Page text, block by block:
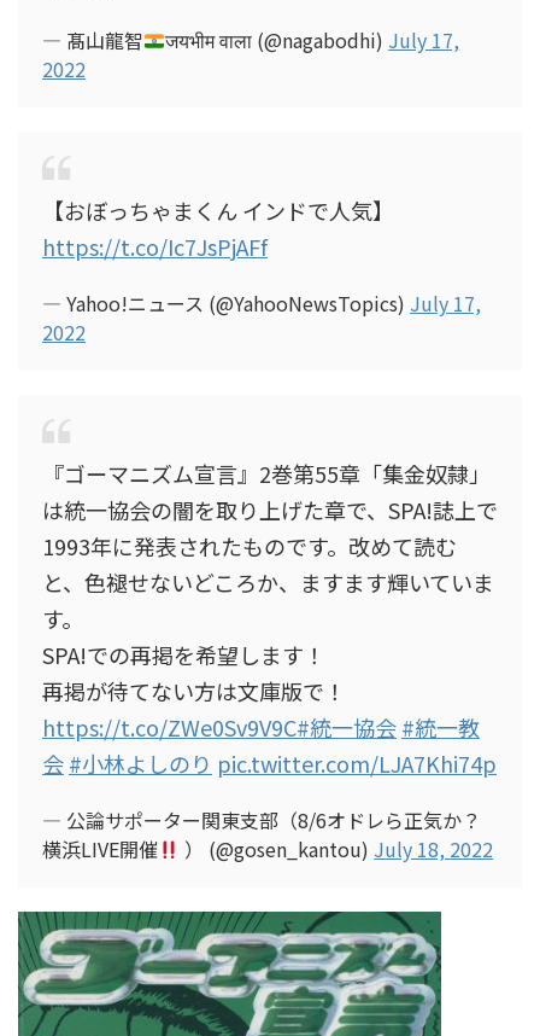
— 髙山龍智 जयभीम वाला (@nagabodhi) July 17,
2022
【おぼっちゃまくん インドで人気】
https://t.co/Ic7JsPjAFf
— Yahoo!ニュース (@YahooNewsTopics) July 17,
2022
『ゴーマニズム宣言』2巻第55章「集金奴隷」
は統一協会の闇を取り上げた章で、SPA!誌上で
1993年に発表されたものです。改めて読む
と、色褪せないどころか、ますます輝いていま
す。
SPA!での再掲を希望します！
再掲が待てない方は文庫版で！
https://t.co/ZWe0Sv9V9C#統一協会#統一教
会#小林よしのり pic.twitter.com/LJA7Khi74p
— 公論サポーター関東支部（8/6オドレら正気か？
横浜LIVE開催
） (@gosen_kantou) July 18, 2022